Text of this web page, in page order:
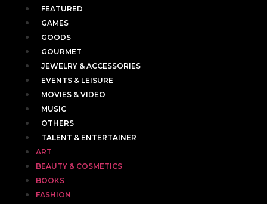
FEATURED
GAMES
GOODS
GOURMET
JEWELRY & ACCESSORIES
EVENTS & LEISURE
MOVIES & VIDEO
MUSIC
OTHERS
TALENT & ENTERTAINER
ART
BEAUTY & COSMETICS
BOOKS
FASHION